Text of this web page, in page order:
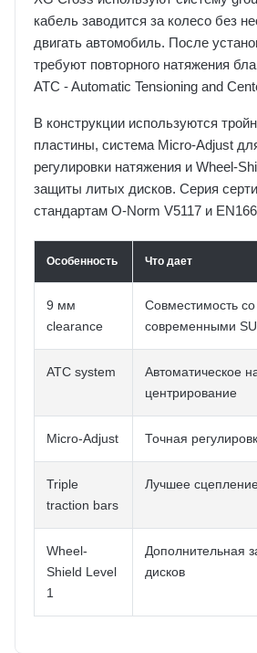
кабель заводится за колесо без
двигать автомобиль. После
требуют повторного натяжения
ATC - Automatic Tensioning and
В конструкции используются
пластины, система Micro-Adjust
регулировки натяжения и Wheel-
защиты литых дисков. Серия
стандартам O-Norm V5117 и
Особенность Что дает
9 мм
clearance
Совместимость
современными
ATC system
Автоматическое
центрирование
Micro-Adjust Точная
Triple
traction bars
Лучшее
Wheel-
Shield Level
1
Дополнительная
дисков